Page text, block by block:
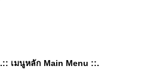
.:: เมนูหลัก Main Menu ::.